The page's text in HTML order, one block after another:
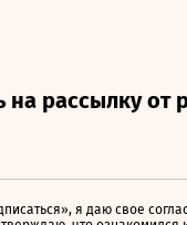
я даю свое